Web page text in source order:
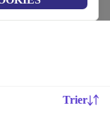
1000€ – économisez
12 mois. Achetez de
Trier